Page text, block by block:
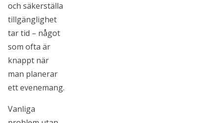
och säkerställa
tillgänglighet
tar tid – något
som ofta är
knappt när
man planerar
ett evenemang.
Vanliga